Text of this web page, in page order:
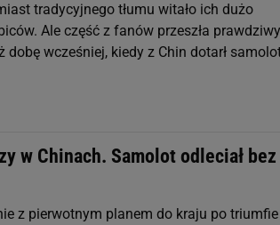
tradycyjnego tłumu witało ich dużo
Ale część z fanów przeszła
dobę wcześniej, kiedy z Chin dotarł
w Chinach. Samolot odleciał bez
z pierwotnym planem do kraju po